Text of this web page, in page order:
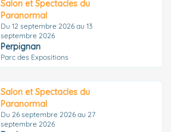
Salon et Spectacles du
Paranormal
Du 12 septembre 2026 au 13
septembre 2026
Perpignan
Parc des Expositions
Salon et Spectacles du
Paranormal
Du 26 septembre 2026 au 27
septembre 2026